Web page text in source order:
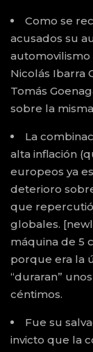
Como se
acusados su
automovilismo
Nicolás Ibarra
Tomás
sobre la
La
alta inflación
europeos ya
deterioro
que
globales.
máquina de 5
porque era la
“duraran”
céntimos.
Fue su
invicto que la